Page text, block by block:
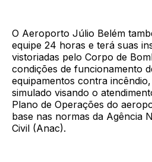
O Aeroporto Júlio Belém
equipe 24 horas e terá suas
vistoriadas pelo Corpo de
condições de funcionamento
equipamentos contra
simulado visando o
Plano de Operações do
base nas normas da Agência
Civil (Anac).